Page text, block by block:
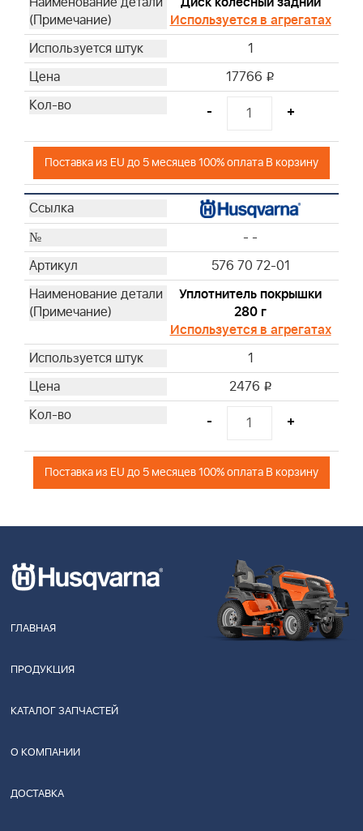
Используется в агрегатах
1
17766 i
- +
Поставка из EU до 5 месяцев 100% оплата В корзину
- -
576 70 72-01
Уплотнитель покрышки
280 г
Используется в агрегатах
1
2476 i
- +
Поставка из EU до 5 месяцев 100% оплата В корзину
ГЛАВНАЯ
ПРОДУКЦИЯ
КАТАЛОГ ЗАПЧАСТЕЙ
О КОМПАНИИ
ДОСТАВКА